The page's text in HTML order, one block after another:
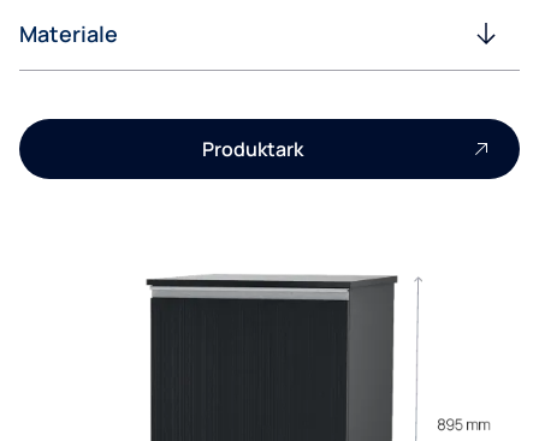
Materiale
Produktark